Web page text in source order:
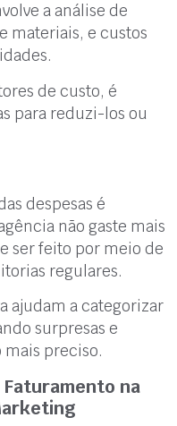
a análise de
materiais, e custos
de custo, é
para reduzi-los ou
despesas é
não gaste mais
ser feito por meio de
regulares.
ajudam a categorizar
surpresas e
preciso.
na